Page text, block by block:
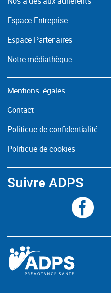
Espace Entreprise
Espace Partenaires
Notre médiathèque
Mentions légales
Contact
Politique de confidentialité
Politique de cookies
Suivre ADPS